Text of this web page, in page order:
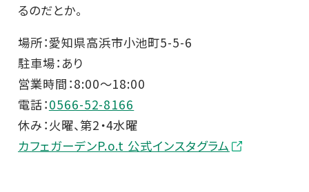
るのだとか。
場所：愛知県高浜市小池町5-5-6
駐車場：あり
営業時間：8:00～18:00
電話：0566-52-8166
休み：火曜、第2・4水曜
カフェガーデンP.o.t 公式インスタグラム